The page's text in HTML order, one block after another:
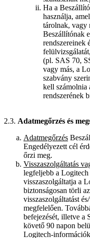
Ha a
használja,
tárolnak, vagy
Beszállítónak
rendszereinek
(pl. SAS 70,
vagy más, a
szabvány
kell számolnia
rendszerének
2.3. Adatmegőrzés és
Adatmegőrzés
Engedélyezett cél
őrzi meg.
Visszaszolgáltatás
legfeljebb a
visszaszolgáltatja a
biztonságosan törli
visszaszolgáltatást
megfelelően.
befejezését, illetve a
követő 90 napon
Logitech-